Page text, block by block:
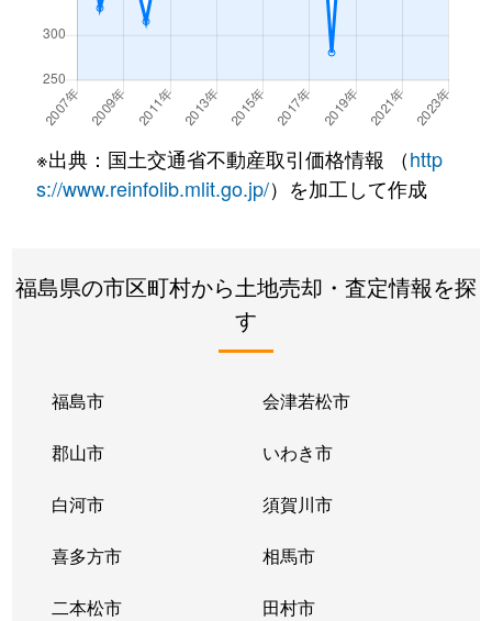
※出典：国土交通省不動産取引価格情報 （http
s://www.reinfolib.mlit.go.jp/）を加工して作成
福島県の市区町村から土地売却・査定情報を探
す
福島市 会津若松市
郡山市 いわき市
白河市 須賀川市
喜多方市 相馬市
二本松市 田村市